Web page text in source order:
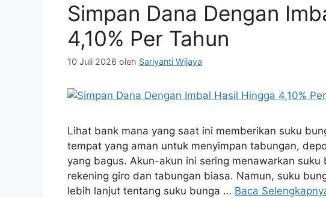
Simpan Dana Dengan
4,10% Per Tahun
10 Juli 2026 oleh Sariyanti Wijaya
Lihat bank mana yang saat ini memberikan suku
tempat yang aman untuk menyimpan tabungan,
yang bagus. Akun-akun ini sering menawarkan
rekening giro dan tabungan biasa. Namun, suku
lebih lanjut tentang suku bunga … Baca